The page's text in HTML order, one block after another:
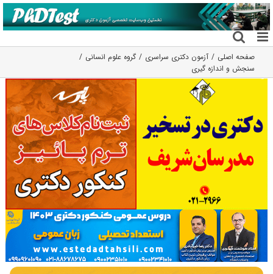
رفتن
به
محتوا
صفحه اصلی آزمون دکتری سراسری
گروه علوم انسانی
سنجش و اندازه گیری